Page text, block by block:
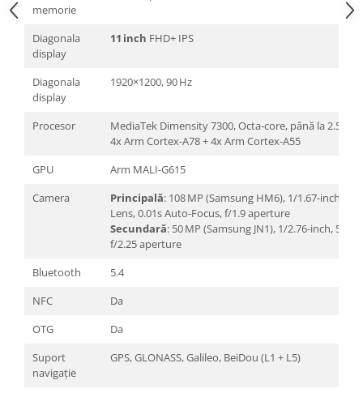
memorie
Diagonala
display
11 inch FHD+ IPS
Diagonala
display
1920×1200, 90 Hz
Procesor
MediaTek Dimensity 7300, Octa‑core, până la 2.5 GHz
4x Arm Cortex-A78 + 4x Arm Cortex-A55
GPU
Arm MALI-G615
Camera
Principală: 108 MP (Samsung HM6), 1/1.67-inch, 6P
Lens, 0.01s Auto-Focus, f/1.9 aperture
Secundară: 50 MP (Samsung JN1), 1/2.76-inch, 5P
f/2.25 aperture
Bluetooth
5.4
NFC
Da
OTG
Da
Suport
navigație
GPS, GLONASS, Galileo, BeiDou (L1 + L5)